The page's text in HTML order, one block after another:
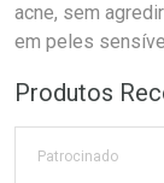
acne, sem
em peles
Produtos
Patrocinado